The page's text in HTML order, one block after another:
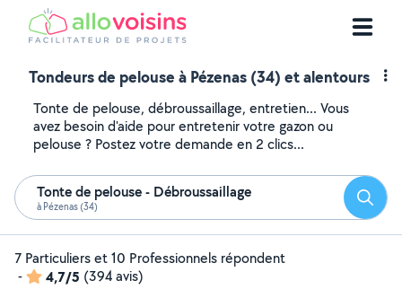
Tondeurs de pelouse à Pézenas (34) et alentours
Tonte de pelouse, débroussaillage, entretien... Vous
avez besoin d'aide pour entretenir votre gazon ou
pelouse ? Postez votre demande en 2 clics...
Tonte de pelouse - Débroussaillage
à Pézenas (34)
7 Particuliers et 10 Professionnels répondent
-
4,7/5 (394 avis)